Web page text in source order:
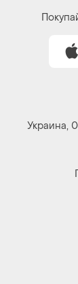
Украина,